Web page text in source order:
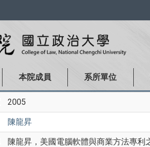
本院成員 系所單位
2005
陳龍昇
陳龍昇，美國電腦軟體與商業方法專